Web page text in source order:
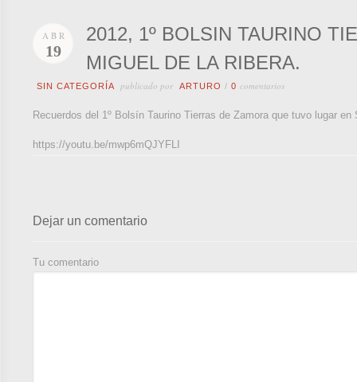
ABR
19
2012, 1º BOLSIN TAURINO
MIGUEL DE LA RIBERA.
SIN CATEGORÍA publicado por ARTURO / 0 comentarios
Recuerdos del 1º Bolsín Taurino Tierras de Zamora que tuvo lugar
https://youtu.be/mwp6mQJYFLI
Dejar un comentario
Tu comentario